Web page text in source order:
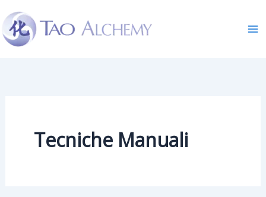
content
Tecniche Manuali